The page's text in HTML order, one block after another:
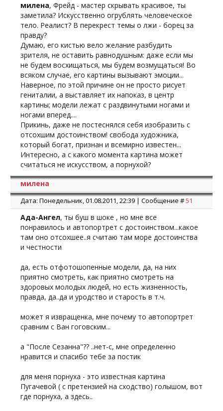
милена, Фрейд - мастер скрывать красивое, ты
заметила? Искусственно огрублять человеческое
тело. Реалист? В перекрест темы о лжи - борец за
правду?
Думаю, его кистью вело желание разбудить
зрителя, не оставить равнодушным: даже если мы
не будем восхищаться, мы будем возмущаться! Во
всяком случае, его картины вызывают эмоции...
Наверное, по этой причине он не просто рисует
гениталии, а выставляет их напоказ, в центр
картины; модели лежат с раздвинутыми ногами и
ногами вперед....
Прикинь, даже не постеснялся себя изобразить с
отсохшим достоинством! свобода художника,
который богат, признан и всемирно известен...
Интересно, а с какого момента картина может
считаться не искусством, а порнухой?
милена
Дата: Понедельник, 01.08.2011, 22:39 | Сообщение #51
Ада-Ангел, ты буш в шоке , но мне все
понравилось и автопортрет с достоинством...какое
там оно отсохшее..я считаю там море достоинства
и честности
да, есть отфотошопенные модели, да, на них
приятно смотреть, как приятно смотреть на
здоровых молодых людей, но есть жизненность,
правда, да..да и уродство и старость в т.ч.
может я извращенка, мне почему то автопортрет
сравним с Ван гоговским...
а "После Сезанна"?? ..нет-с, мне определенно
нравится и спасибо тебе за постик
для меня порнуха - это известная картина
Пугачевой ( с претензией на сходство) голышом, вот
где порнуха, а здесь..